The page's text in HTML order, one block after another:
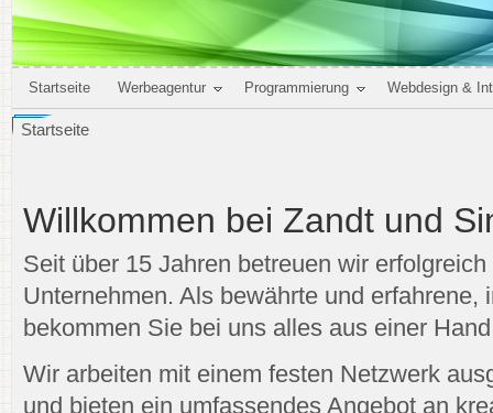
Startseite Werbeagentur Programmierung Webdesign &
Startseite
Willkommen bei Zandt und
Seit über 15 Jahren betreuen wir
Unternehmen. Als bewährte und erfahrene,
bekommen Sie bei uns alles aus einer
Wir arbeiten mit einem festen Netzwerk
und bieten ein umfassendes Angebot an